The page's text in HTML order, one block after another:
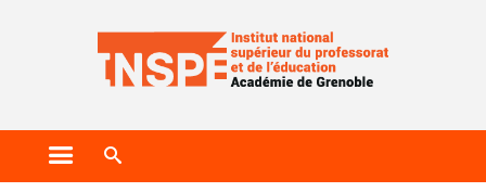
Ouvrir le menu principal